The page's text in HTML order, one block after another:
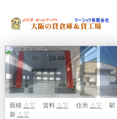
面積 △▽ 賃料 △▽ 住所 △▽ 駅
新 △▽